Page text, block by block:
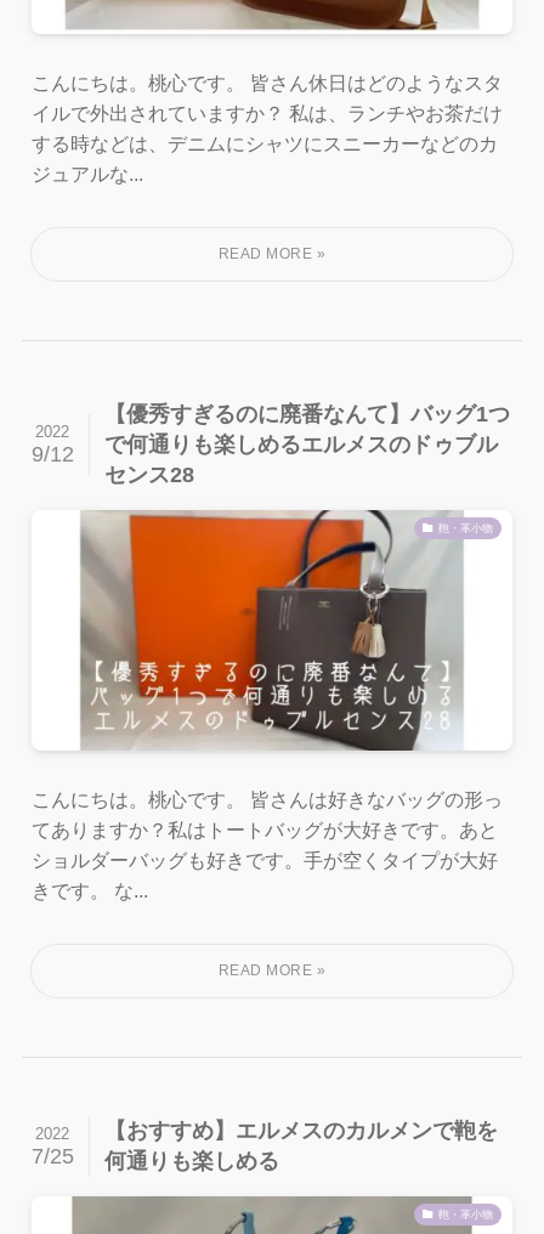
こんにちは。桃心です。 皆さん休日はどのようなスタ
イルで外出されていますか？ 私は、ランチやお茶だけ
する時などは、デニムにシャツにスニーカーなどのカ
ジュアルな...
【優秀すぎるのに廃番なんて】バッグ1つ
で何通りも楽しめるエルメスのドゥブル
センス28
2022
9/12
鞄・革小物
こんにちは。桃心です。 皆さんは好きなバッグの形っ
てありますか？私はトートバッグが大好きです。あと
ショルダーバッグも好きです。手が空くタイプが大好
きです。 な...
【おすすめ】エルメスのカルメンで鞄を
何通りも楽しめる
2022
7/25
鞄・革小物